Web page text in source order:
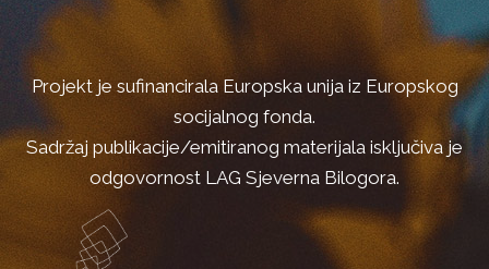
Projekt je sufinancirala Europska unija iz Europskog
socijalnog fonda.
Sadržaj publikacije/emitiranog materijala isključiva je
odgovornost LAG Sjeverna Bilogora.